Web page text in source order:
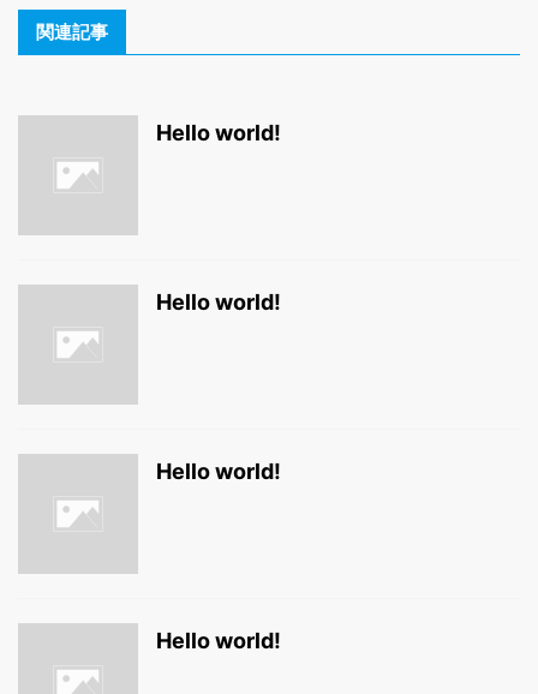
関連記事
Hello world!
Hello world!
Hello world!
Hello world!